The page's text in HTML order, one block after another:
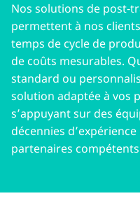
Nos solutions de
permettent à nos
temps de cycle de
de coûts mesurables.
standard ou
solution adaptée à vos
s’appuyant sur des
décennies
partenaires